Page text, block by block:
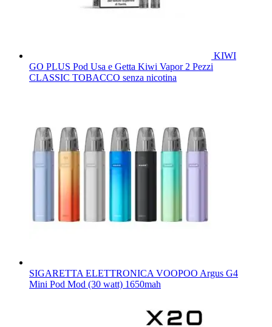
KIWI
GO PLUS Pod Usa e Getta Kiwi Vapor 2 Pezzi
CLASSIC TOBACCO senza nicotina
SIGARETTA ELETTRONICA VOOPOO Argus G4
Mini Pod Mod (30 watt) 1650mah